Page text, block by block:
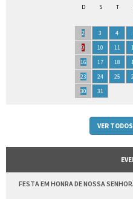
D S T
2
3 4
9
10 11
16
17 18
23
24 25
30
31
VER
FESTA EM HONRA DE NOSSA